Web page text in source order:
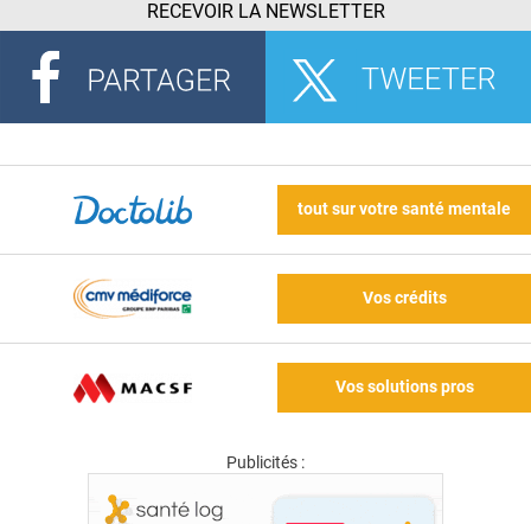
RECEVOIR LA NEWSLETTER
tout sur votre santé mentale
Vos crédits
Vos solutions pros
Publicités :